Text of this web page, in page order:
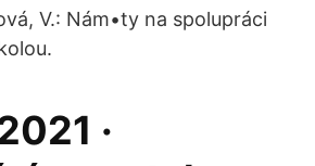
V.: Nám•ty na spolupráci
·